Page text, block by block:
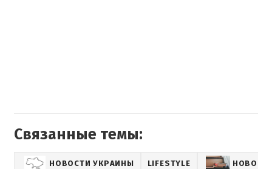
Связанные темы:
НОВОСТИ УКРАИНЫ LIFESTYLE